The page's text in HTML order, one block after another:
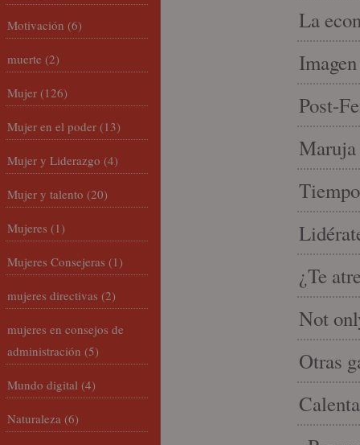
La
Post-
Maruja
¿Te
Not
Otras
Motivación (6)
muerte (2)
Mujer (126)
Mujer en el poder (13)
Mujer y Liderazgo (4)
Mujer y talento (20)
Mujeres (1)
Mujeres Consejeras (1)
mujeres directivas (2)
mujeres en consejos de
administración (5)
Mundo digital (4)
Naturaleza (6)